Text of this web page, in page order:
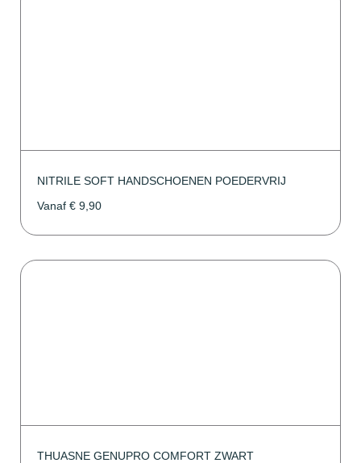
NITRILE SOFT HANDSCHOENEN POEDERVRIJ
Vanaf € 9,90
THUASNE GENUPRO COMFORT ZWART